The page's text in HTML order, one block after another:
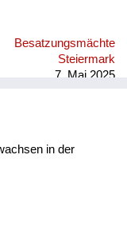
durch die Straßen
Besatzungsmächte
Steiermark
7. Mai 2025
in der